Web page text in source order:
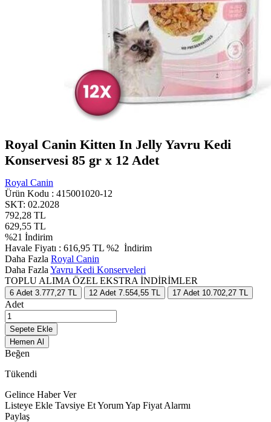
Royal Canin Kitten In Jelly Yavru Kedi
Konservesi 85 gr x 12 Adet
Royal Canin
Ürün Kodu : 415001020-12
SKT: 02.2028
792,28 TL
629,55 TL
%21 İndirim
Havale Fiyatı : 616,95 TL %2 İndirim
Daha Fazla Royal Canin
Daha Fazla Yavru Kedi Konserveleri
TOPLU ALIMA ÖZEL EKSTRA İNDİRİMLER
6 Adet 3.777,27 TL 12 Adet 7.554,55 TL 17 Adet 10.702,27 TL
Adet
Sepete Ekle
Hemen Al
Beğen
Tükendi
Gelince Haber Ver
Listeye Ekle Tavsiye EtYorum Yap Fiyat Alarmı
Paylaş